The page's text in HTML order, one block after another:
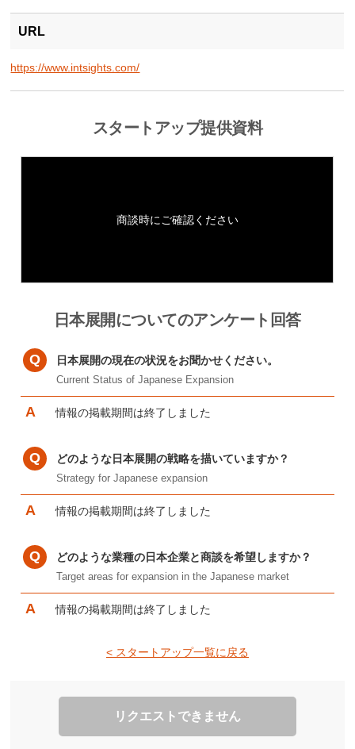
URL
https://www.intsights.com/
スタートアップ提供資料
商談時にご確認ください
日本展開についてのアンケート回答
日本展開の現在の状況をお聞かせください。
Current Status of Japanese Expansion
情報の掲載期間は終了しました
どのような日本展開の戦略を描いていますか？
Strategy for Japanese expansion
情報の掲載期間は終了しました
どのような業種の日本企業と商談を希望しますか？
Target areas for expansion in the Japanese market
情報の掲載期間は終了しました
< スタートアップ一覧に戻る
リクエストできません